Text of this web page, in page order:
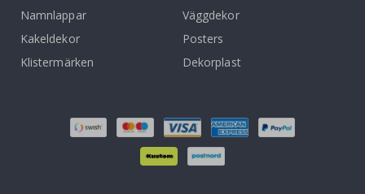
Namnlappar
Väggdekor
Kakeldekor
Posters
Klistermärken
Dekorplast